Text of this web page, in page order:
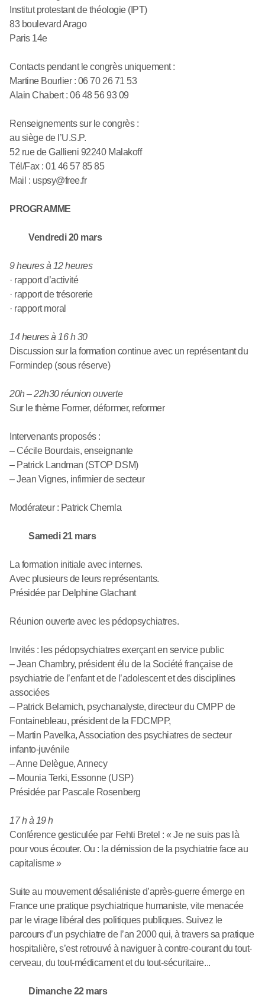
Institut protestant de théologie (IPT)
83 boulevard Arago
Paris 14e
Contacts pendant le congrès uniquement :
Martine Bourlier : 06 70 26 71 53
Alain Chabert : 06 48 56 93 09
Renseignements sur le congrès :
au siège de l’U.S.P.
52 rue de Gallieni 92240 Malakoff
Tél/Fax : 01 46 57 85 85
Mail : uspsy@free.fr
PROGRAMME
Vendredi 20 mars
9 heures à 12 heures
· rapport d’activité
· rapport de trésorerie
· rapport moral
14 heures à 16 h 30
Discussion sur la formation continue avec un représentant du
Formindep (sous réserve)
20h – 22h30 réunion ouverte
Sur le thème Former, déformer, reformer
Intervenants proposés :
– Cécile Bourdais, enseignante
– Patrick Landman (STOP DSM)
– Jean Vignes, infirmier de secteur
Modérateur : Patrick Chemla
Samedi 21 mars
La formation initiale avec internes.
Avec plusieurs de leurs représentants.
Présidée par Delphine Glachant
Réunion ouverte avec les pédopsychiatres.
Invités : les pédopsychiatres exerçant en service public
– Jean Chambry, président élu de la Société française de
psychiatrie de l’enfant et de l’adolescent et des disciplines
associées
– Patrick Belamich, psychanalyste, directeur du CMPP de
Fontainebleau, président de la FDCMPP,
– Martin Pavelka, Association des psychiatres de secteur
infanto-juvénile
– Anne Delègue, Annecy
– Mounia Terki, Essonne (USP)
Présidée par Pascale Rosenberg
17 h à 19 h
Conférence gesticulée par Fehti Bretel : « Je ne suis pas là
pour vous écouter. Ou : la démission de la psychiatrie face au
capitalisme »
Suite au mouvement désaliéniste d’après-guerre émerge en
France une pratique psychiatrique humaniste, vite menacée
par le virage libéral des politiques publiques. Suivez le
parcours d’un psychiatre de l’an 2000 qui, à travers sa pratique
hospitalière, s’est retrouvé à naviguer à contre-courant du tout-
cerveau, du tout-médicament et du tout-sécuritaire...
Dimanche 22 mars